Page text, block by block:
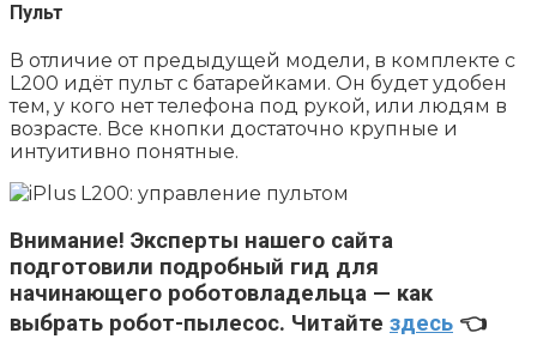
Пульт
В отличие от предыдущей модели, в комплекте с
L200 идёт пульт с батарейками. Он будет удобен
тем, у кого нет телефона под рукой, или людям в
возрасте. Все кнопки достаточно крупные и
интуитивно понятные.
Внимание! Эксперты нашего сайта
подготовили подробный гид для
начинающего роботовладельца — как
выбрать робот-пылесос. Читайте здесь 👈